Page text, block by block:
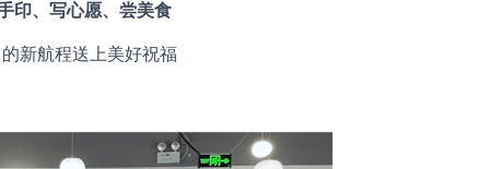
印、写心愿、尝美食
的新航程送上美好祝福